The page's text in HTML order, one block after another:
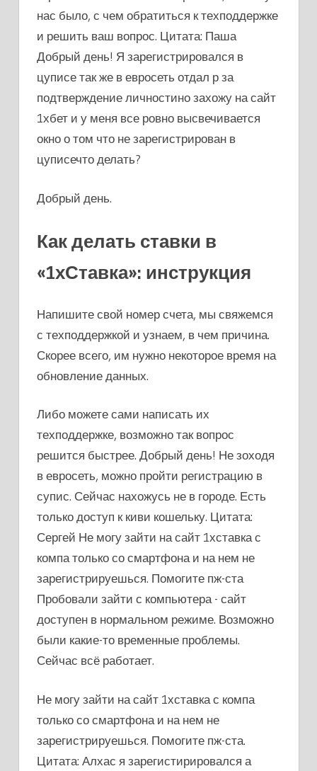
нас было, с чем обратиться к техподдержке
и решить ваш вопрос. Цитата: Паша
Добрый день! Я зарегистрировался в
цуписе так же в евросеть отдал р за
подтверждение личностино захожу на сайт
1хбет и у меня все ровно высвечивается
окно о том что не зарегистрирован в
цуписечто делать?
Добрый день.
Как делать ставки в
«1хСтавка»: инструкция
Напишите свой номер счета, мы свяжемся
с техподдержкой и узнаем, в чем причина.
Скорее всего, им нужно некоторое время на
обновление данных.
Либо можете сами написать их
техподдержке, возможно так вопрос
решится быстрее. Добрый день! Не зоходя
в евросеть, можно пройти регистрацию в
супис. Сейчас нахожусь не в городе. Есть
только доступ к киви кошельку. Цитата:
Сергей Не могу зайти на сайт 1хставка с
компа только со смартфона и на нем не
зарегистрируешься. Помогите пж-ста
Пробовали зайти с компьютера - сайт
доступен в нормальном режиме. Возможно
были какие-то временные проблемы.
Сейчас всё работает.
Не могу зайти на сайт 1хставка с компа
только со смартфона и на нем не
зарегистрируешься. Помогите пж-ста.
Цитата: Алхас я зарегистирировался а